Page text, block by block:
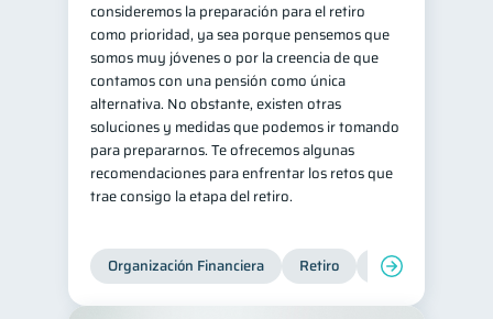
consideremos la preparación para el retiro
como prioridad, ya sea porque pensemos que
somos muy jóvenes o por la creencia de que
contamos con una pensión como única
alternativa. No obstante, existen otras
soluciones y medidas que podemos ir tomando
para prepararnos. Te ofrecemos algunas
recomendaciones para enfrentar los retos que
trae consigo la etapa del retiro.
Organización Financiera Retiro Cuenta